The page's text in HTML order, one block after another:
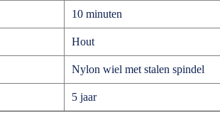
10 minuten
Hout
Nylon wiel met stalen spindel
5 jaar